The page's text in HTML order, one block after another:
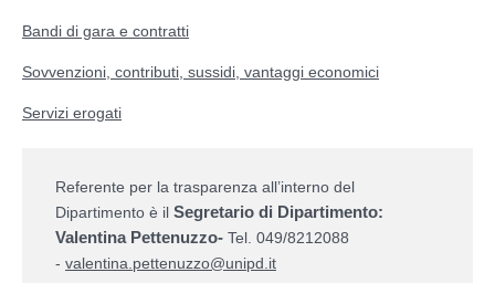
Bandi di gara e contratti
Sovvenzioni, contributi, sussidi, vantaggi economici
Servizi erogati
Referente per la trasparenza all’interno del
Dipartimento è il Segretario di Dipartimento:
Valentina Pettenuzzo- Tel. 049/8212088
- valentina.pettenuzzo@unipd.it